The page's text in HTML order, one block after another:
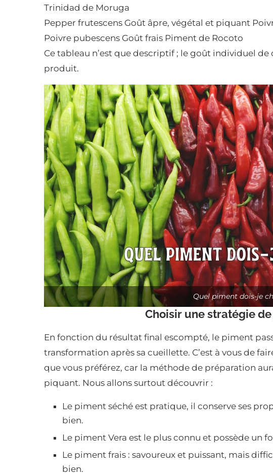
Trinidad de Moruga
Pepper frutescens Goût âpre, végétal et piquant
Poivre pubescens Goût frais Piment de Rocoto
Ce tableau n’est que descriptif ; le goût individuel
produit.
Quel piment dois-je
Choisir une stratégie
En fonction du résultat final escompté, le piment
transformation après sa cueillette. C’est à vous de
que vous préférez, car la méthode de préparation
piquant. Nous allons surtout découvrir :
Le piment séché est pratique, il conserve ses
bien.
Le piment Vera est le plus connu et possède un
Le piment frais : savoureux et puissant, mais
bien.